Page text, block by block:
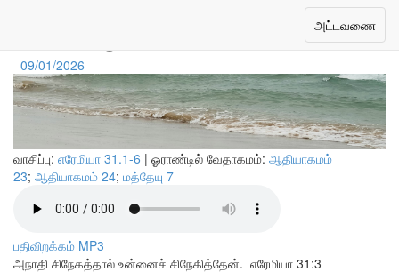
Toggle
navigation
அட்டவணை
09/01/2026
வாசிப்பு: எரேமியா 31.1-6 | ஓராண்டில் வேதாகமம்: ஆதியாகமம்
23; ஆதியாகமம் 24; மத்தேயு 7
பதிவிறக்கம் MP3
அநாதி சிநேகத்தால் உன்னைச் சிநேகித்தேன். எரேமியா 31:3